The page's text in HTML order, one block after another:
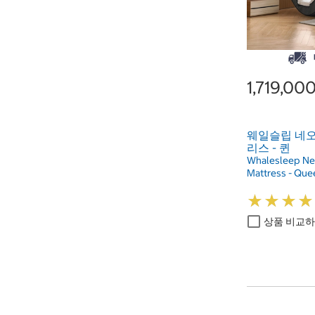
웨일슬립 네
리스 - 퀸
Whalesleep
Mattress -
★★★★
★★★★
상품 비교